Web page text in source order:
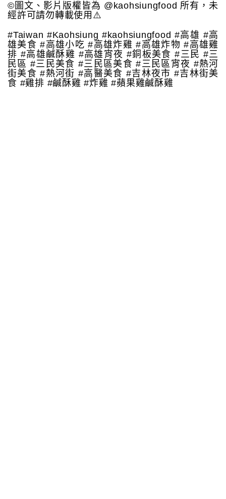
©️圖文、影片版權皆為 @kaohsiungfood 所有，未
經許可請勿轉載使用⚠️
#Taiwan #Kaohsiung #kaohsiungfood #高雄 #高
雄美食 #高雄小吃 #高雄炸雞 #高雄炸物 #高雄雞
排 #高雄鹹酥雞 #高雄宵夜 #銅板美食 #三民 #三
民區 #三民美食 #三民區美食 #三民區宵夜 #熱河
街美食 #熱河街 #高醫美食 #吉林夜市 #吉林街美
食 #雞排 #鹹酥雞 #炸雞 #蘋果雞鹹酥雞